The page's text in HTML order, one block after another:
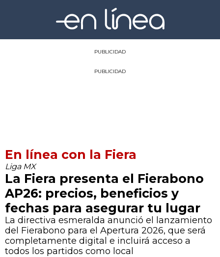
PUBLICIDAD
PUBLICIDAD
En línea con la Fiera
Liga MX
La Fiera presenta el Fierabono
AP26: precios, beneficios y
fechas para asegurar tu lugar
La directiva esmeralda anunció el lanzamiento
del Fierabono para el Apertura 2026, que será
completamente digital e incluirá acceso a
todos los partidos como local